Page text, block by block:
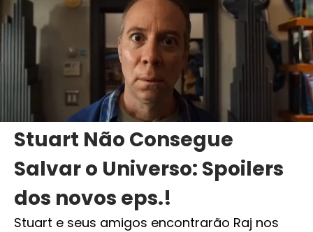
Stuart Não Consegue
Salvar o Universo: Spoilers
dos novos eps.!
Stuart e seus amigos encontrarão Raj nos